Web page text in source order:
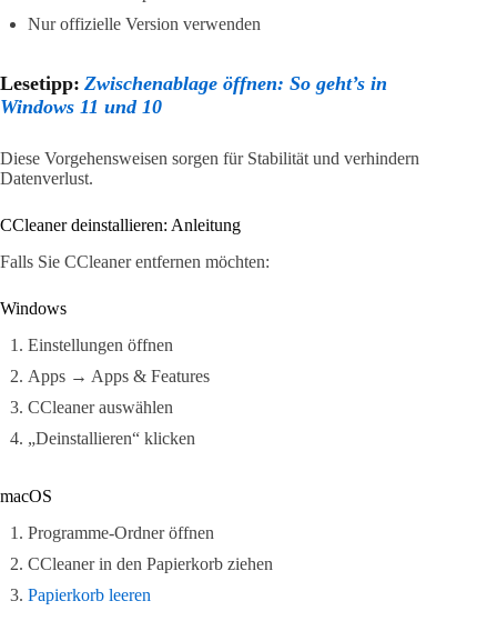
Nur offizielle Version verwenden
Lesetipp: Zwischenablage öffnen: So geht’s in
Windows 11 und 10
Diese Vorgehensweisen sorgen für Stabilität und verhindern
Datenverlust.
CCleaner deinstallieren: Anleitung
Falls Sie CCleaner entfernen möchten:
Windows
Einstellungen öffnen
Apps → Apps & Features
CCleaner auswählen
„Deinstallieren“ klicken
macOS
Programme-Ordner öffnen
CCleaner in den Papierkorb ziehen
Papierkorb leeren